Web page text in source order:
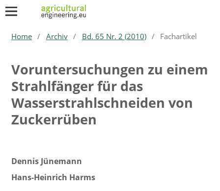
Home / Archiv / Bd. 65 Nr. 2 (2010) / Fachartikel
Voruntersuchungen zu einem
Strahlfänger für das
Wasserstrahlschneiden von
Zuckerrüben
Dennis Jünemann
Hans-Heinrich Harms